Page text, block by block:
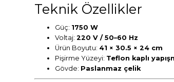
Teknik Özellikler
Güç: 1750 W
Voltaj:220 V / 50–60 Hz
Ürün Boyutu: 41 × 30.5 × 24 cm
Pişirme Yüzeyi: Teflon kaplı
Gövde: Paslanmaz çelik